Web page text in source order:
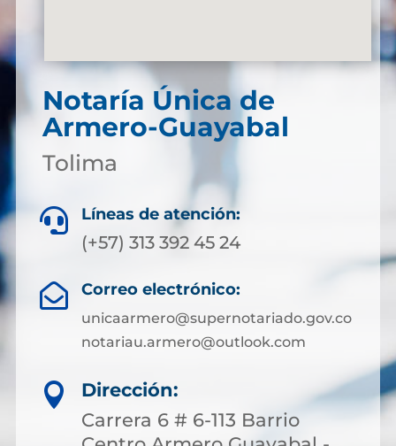
Notaría Única de
Armero-Guayabal
Tolima
 Líneas de atención:
(+57) 313 392 45 24
 Correo electrónico:
unicaarmero@supernotariado.gov.co
notariau.armero@outlook.com

Dirección:
Carrera 6 # 6-113 Barrio